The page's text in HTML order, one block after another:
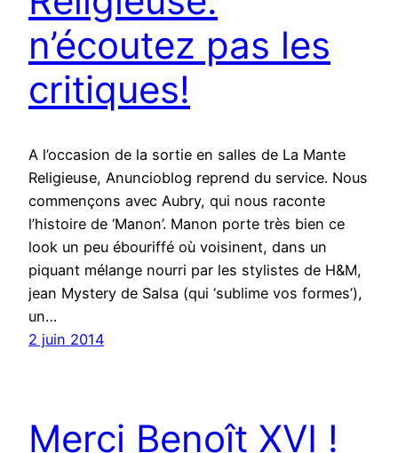
n’écoutez pas les
critiques!
A l’occasion de la sortie en salles de La Mante
Religieuse, Anuncioblog reprend du service. Nous
commençons avec Aubry, qui nous raconte
l’histoire de ‘Manon’. Manon porte très bien ce
look un peu ébouriffé où voisinent, dans un
piquant mélange nourri par les stylistes de H&M,
jean Mystery de Salsa (qui ‘sublime vos formes’),
un…
2 juin 2014
Merci Benoît XVI !